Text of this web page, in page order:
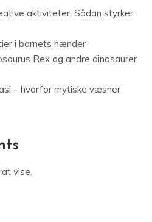
aktiviteter: Sådan styrker
i barnets hænder
Rex og andre dinosaurer
– hvorfor mytiske væsner
vise.